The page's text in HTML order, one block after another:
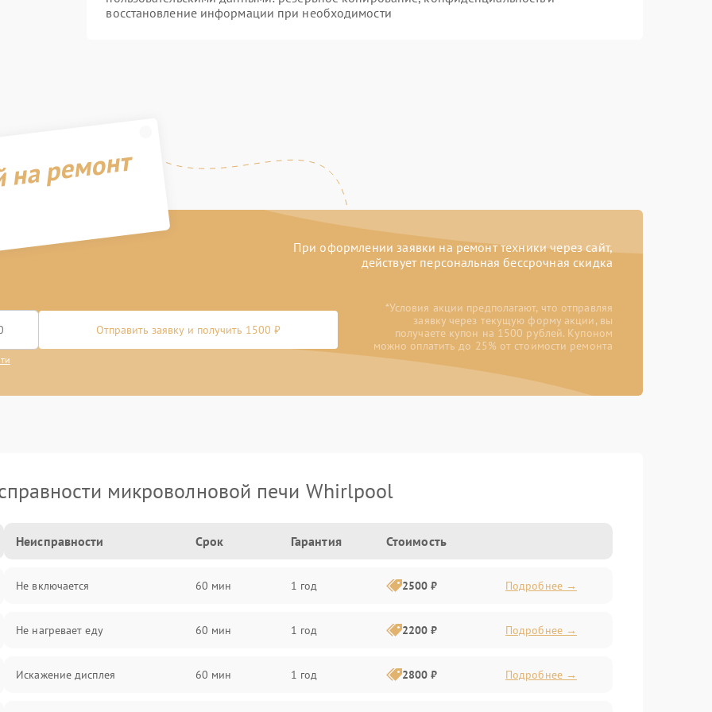
восстановление информации при необходимости
ремонт
При оформлении заявки на ремонт техники через сайт,
действует персональная бессрочная скидка
Отправить заявку и получить 1500 ₽
*Условия акции предполагают, что отправляя
заявку через текущую форму акции, вы
получаете купон на 1500 рублей. Купоном
можно оплатить до 25% от стоимости ремонта
микроволновой печи Whirlpool
Неисправности Срок Гарантия Стоимость
Не включается 60 мин 1 год 2500 ₽ Подробнее →
Не нагревает еду 60 мин 1 год 2200 ₽ Подробнее →
Искажение дисплея 60 мин 1 год 2800 ₽ Подробнее →